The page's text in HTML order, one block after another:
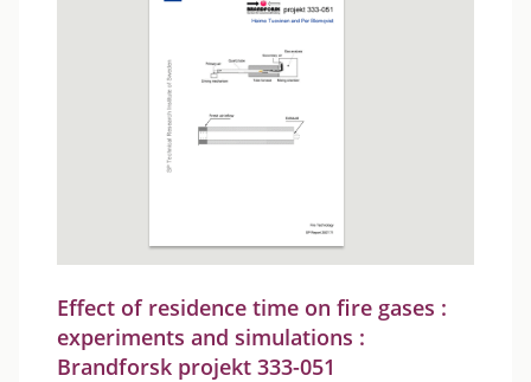
Effect of residence time on fire gases :
experiments and simulations :
Brandforsk projekt 333-051